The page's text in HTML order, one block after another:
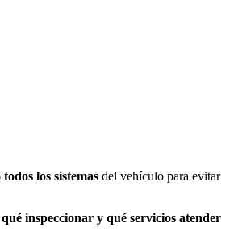
los sistemas del vehículo para evitar
qué inspeccionar y qué servicios atender